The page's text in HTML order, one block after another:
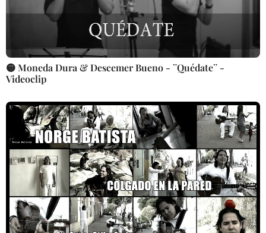
🟡 Moneda Dura & Descemer Bueno - ¨Quédate¨ -
Videoclip